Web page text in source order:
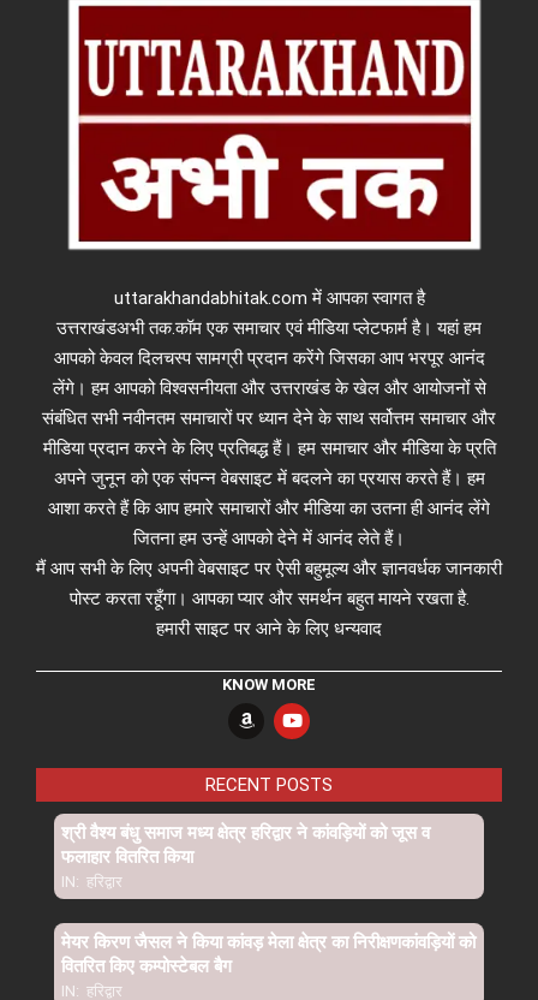
uttarakhandabhitak.com में आपका स्वागत है
उत्तराखंडअभी तक.कॉम एक समाचार एवं मीडिया प्लेटफार्म है। यहां हम
आपको केवल दिलचस्प सामग्री प्रदान करेंगे जिसका आप भरपूर आनंद
लेंगे। हम आपको विश्वसनीयता और उत्तराखंड के खेल और आयोजनों से
संबंधित सभी नवीनतम समाचारों पर ध्यान देने के साथ सर्वोत्तम समाचार और
मीडिया प्रदान करने के लिए प्रतिबद्ध हैं। हम समाचार और मीडिया के प्रति
अपने जुनून को एक संपन्न वेबसाइट में बदलने का प्रयास करते हैं। हम
आशा करते हैं कि आप हमारे समाचारों और मीडिया का उतना ही आनंद लेंगे
जितना हम उन्हें आपको देने में आनंद लेते हैं।
मैं आप सभी के लिए अपनी वेबसाइट पर ऐसी बहुमूल्य और ज्ञानवर्धक जानकारी
पोस्ट करता रहूँगा। आपका प्यार और समर्थन बहुत मायने रखता है.
हमारी साइट पर आने के लिए धन्यवाद
KNOW MORE
RECENT POSTS
श्री वैश्य बंधु समाज मध्य क्षेत्र हरिद्वार ने कांवड़ियों को जूस व
फलाहार वितरित किया
IN: हरिद्वार
मेयर किरण जैसल ने किया कांवड़ मेला क्षेत्र का निरीक्षणकांवड़ियों को
वितरित किए कम्पोस्टेबल बैग
IN: हरिद्वार